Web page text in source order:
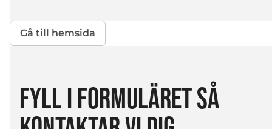
Gå till hemsida
FYLL I FORMULÄRET SÅ